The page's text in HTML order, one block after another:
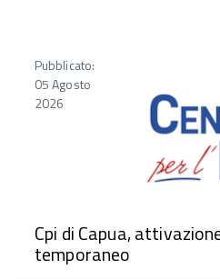
Pubblicato:
05 Agosto
2026
Cpi di Capua,
temporaneo